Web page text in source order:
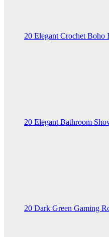
20 Elegant Crochet Boho
20 Elegant Bathroom
20 Dark Green Gaming